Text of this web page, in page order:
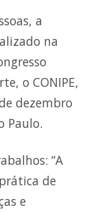
a
na
o CONIPE,
dezembro
Paulo.
“A
de
e